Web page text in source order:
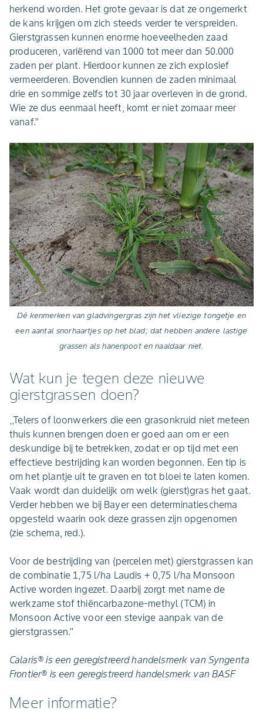
herkend worden. Het grote gevaar is dat ze ongemerkt
de kans krijgen om zich steeds verder te verspreiden.
Gierstgrassen kunnen enorme hoeveelheden zaad
produceren, variërend van 1000 tot meer dan 50.000
zaden per plant. Hierdoor kunnen ze zich explosief
vermeerderen. Bovendien kunnen de zaden minimaal
drie en sommige zelfs tot 30 jaar overleven in de grond.
Wie ze dus eenmaal heeft, komt er niet zomaar meer
vanaf.''
Dé kenmerken van gladvingergras zijn het vliezige tongetje en
een aantal snorhaartjes op het blad; dat hebben andere lastige
grassen als hanenpoot en naaldaar niet.
Wat kun je tegen deze nieuwe
gierstgrassen doen?
,,Telers of loonwerkers die een grasonkruid niet meteen
thuis kunnen brengen doen er goed aan om er een
deskundige bij te betrekken, zodat er op tijd met een
effectieve bestrijding kan worden begonnen. Een tip is
om het plantje uit te graven en tot bloei te laten komen.
Vaak wordt dan duidelijk om welk (gierst)gras het gaat.
Verder hebben we bij Bayer een determinatieschema
opgesteld waarin ook deze grassen zijn opgenomen
(zie schema, red.).
Voor de bestrijding van (percelen met) gierstgrassen kan
de combinatie 1,75 l/ha Laudis + 0,75 l/ha Monsoon
Active worden ingezet. Daarbij zorgt met name de
werkzame stof thiëncarbazone-methyl (TCM) in
Monsoon Active voor een stevige aanpak van de
gierstgrassen.''
Calaris® is een geregistreerd handelsmerk van Syngenta
Frontier® is een geregistreerd handelsmerk van BASF
Meer informatie?